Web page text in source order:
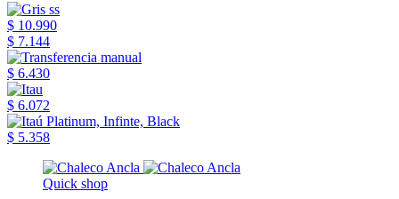
$ 10.990
$ 7.144
$ 6.430
$ 6.072
$ 5.358
Quick shop